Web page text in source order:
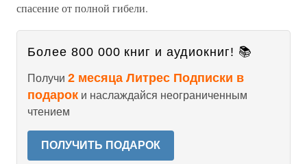
спасение от полной гибели.
Более 800 000 книг и аудиокниг! 📚
Получи 2 месяца Литрес Подписки в
подарок и наслаждайся неограниченным
чтением
ПОЛУЧИТЬ ПОДАРОК